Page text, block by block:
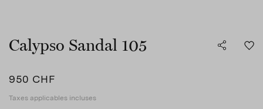
Calypso Sandal 105
950 CHF
Taxes applicables incluses